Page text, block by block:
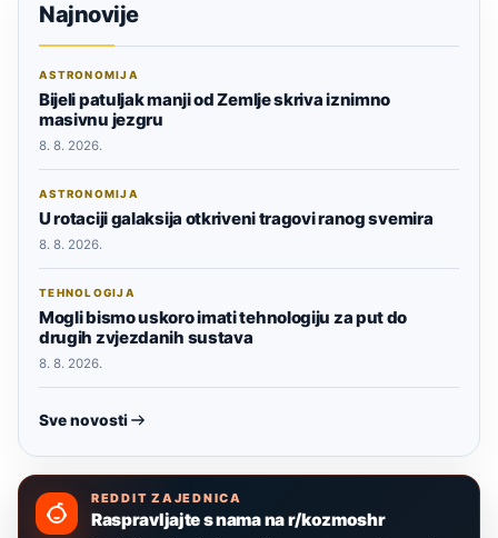
Najnovije
ASTRONOMIJA
Bijeli patuljak manji od Zemlje skriva iznimno
masivnu jezgru
8. 8. 2026.
ASTRONOMIJA
U rotaciji galaksija otkriveni tragovi ranog svemira
8. 8. 2026.
TEHNOLOGIJA
Mogli bismo uskoro imati tehnologiju za put do
drugih zvjezdanih sustava
8. 8. 2026.
Sve novosti
REDDIT ZAJEDNICA
Raspravljajte s nama na r/kozmoshr